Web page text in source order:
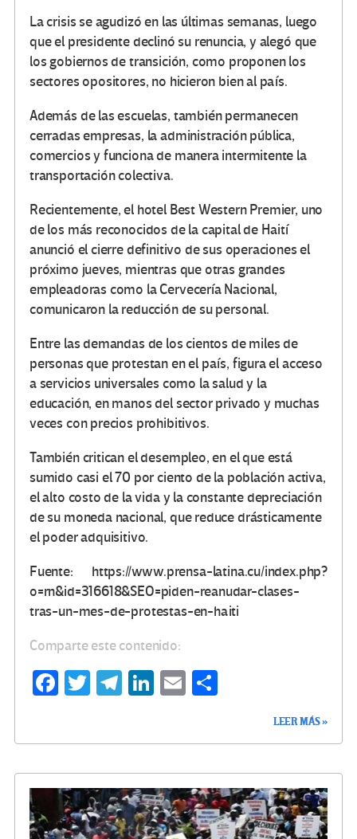
La crisis se agudizó en las últimas semanas, luego
que el presidente declinó su renuncia, y alegó que
los gobiernos de transición, como proponen los
sectores opositores, no hicieron bien al país.
Además de las escuelas, también permanecen
cerradas empresas, la administración pública,
comercios y funciona de manera intermitente la
transportación colectiva.
Recientemente, el hotel Best Western Premier, uno
de los más reconocidos de la capital de Haití
anunció el cierre definitivo de sus operaciones el
próximo jueves, mientras que otras grandes
empleadoras como la Cervecería Nacional,
comunicaron la reducción de su personal.
Entre las demandas de los cientos de miles de
personas que protestan en el país, figura el acceso
a servicios universales como la salud y la
educación, en manos del sector privado y muchas
veces con precios prohibitivos.
También critican el desempleo, en el que está
sumido casi el 70 por ciento de la población activa,
el alto costo de la vida y la constante depreciación
de su moneda nacional, que reduce drásticamente
el poder adquisitivo.
Fuente: https://www.prensa-latina.cu/index.php?
o=rn&id=316618&SEO=piden-reanudar-clases-
tras-un-mes-de-protestas-en-haiti
Comparte este contenido:
Fa
o
k
T
Te
m
Li
n
E
ar
tir
LEER MÁS »